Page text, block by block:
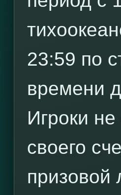
23:59 по
времени
Игроки
своего
призовой